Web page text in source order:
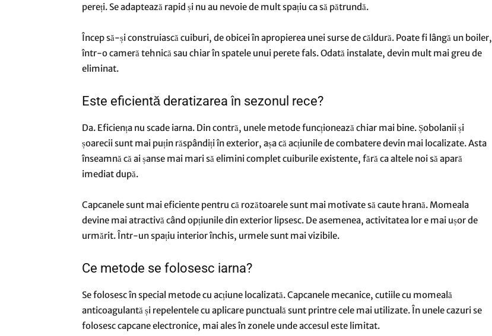
pereți. Se adaptează rapid și nu au nevoie de mult spațiu ca să pătrundă.
Încep să-și construiască cuiburi, de obicei în apropierea unei surse de căldură. Poate fi lângă un boiler,
într-o cameră tehnică sau chiar în spatele unui perete fals. Odată instalate, devin mult mai greu de
eliminat.
Este eficientă deratizarea în sezonul rece?
Da. Eficiența nu scade iarna. Din contră, unele metode funcționează chiar mai bine. Șobolanii și
șoarecii sunt mai puțin răspândiți în exterior, așa că acțiunile de combatere devin mai localizate. Asta
înseamnă că ai șanse mai mari să elimini complet cuiburile existente, fără ca altele noi să apară
imediat după.
Capcanele sunt mai eficiente pentru că rozătoarele sunt mai motivate să caute hrană. Momeala
devine mai atractivă când opțiunile din exterior lipsesc. De asemenea, activitatea lor e mai ușor de
urmărit. Într-un spațiu interior închis, urmele sunt mai vizibile.
Ce metode se folosesc iarna?
Se folosesc în special metode cu acțiune localizată. Capcanele mecanice, cutiile cu momeală
anticoagulantă și repelentele cu aplicare punctuală sunt printre cele mai utilizate. În unele cazuri se
folosesc capcane electronice, mai ales în zonele unde accesul este limitat.